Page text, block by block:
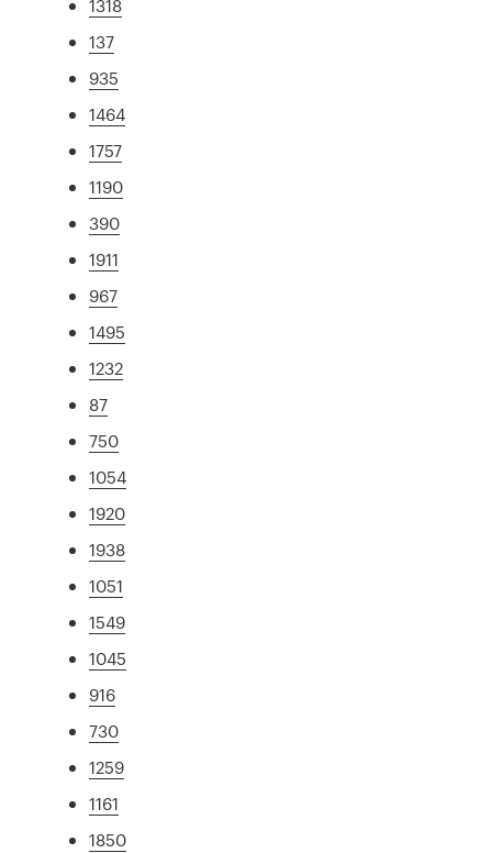
1318
137
935
1464
1757
1190
390
1911
967
1495
1232
87
750
1054
1920
1938
1051
1549
1045
916
730
1259
1161
1850